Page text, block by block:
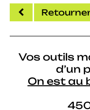
Vos outils
d’un
On est au